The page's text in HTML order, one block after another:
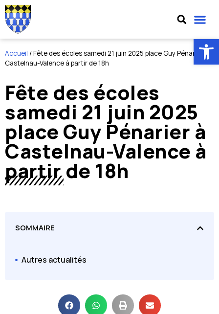
Accueil /Fête des écoles samedi 21 juin 2025 place Guy Pénarier à
Castelnau-Valence à partir de 18h
Fête des écoles
samedi 21 juin 2025
place Guy Pénarier à
Castelnau-Valence à
partir de 18h
SOMMAIRE
Autres actualités